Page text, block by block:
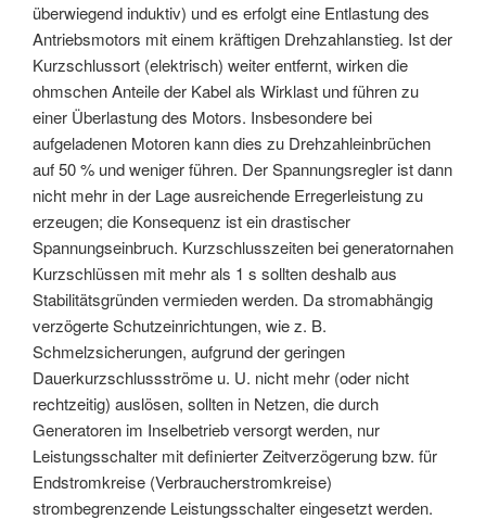
überwiegend induktiv) und es erfolgt eine Entlastung des
Antriebsmotors mit einem kräftigen Drehzahlanstieg. Ist der
Kurzschlussort (elektrisch) weiter entfernt, wirken die
ohmschen Anteile der Kabel als Wirklast und führen zu
einer Überlastung des Motors. Insbesondere bei
aufgeladenen Motoren kann dies zu Drehzahleinbrüchen
auf 50 % und weniger führen. Der Spannungsregler ist dann
nicht mehr in der Lage ausreichende Erregerleistung zu
erzeugen; die Konsequenz ist ein drastischer
Spannungseinbruch. Kurzschlusszeiten bei generatornahen
Kurzschlüssen mit mehr als 1 s sollten deshalb aus
Stabilitätsgründen vermieden werden. Da stromabhängig
verzögerte Schutzeinrichtungen, wie z. B.
Schmelzsicherungen, aufgrund der geringen
Dauerkurzschlussströme u. U. nicht mehr (oder nicht
rechtzeitig) auslösen, sollten in Netzen, die durch
Generatoren im Inselbetrieb versorgt werden, nur
Leistungsschalter mit definierter Zeitverzögerung bzw. für
Endstromkreise (Verbraucherstromkreise)
strombegrenzende Leistungsschalter eingesetzt werden.